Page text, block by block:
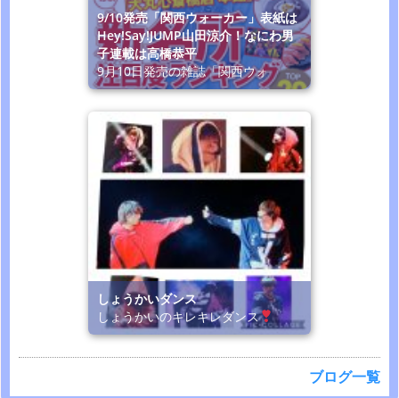
9/10発売「関西ウォーカー」表紙は
Hey!Say!JUMP山田涼介！なにわ男
子連載は高橋恭平
9月10日発売の雑誌「関西ウォ
しょうかいダンス
しょうかいのキレキレダンス
ブログ一覧